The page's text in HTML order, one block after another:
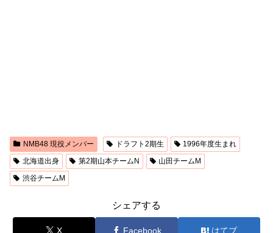
NMB48 現役メンバー ドラフト2期生
1996年度生まれ
北海道出身
第2期山本チームN
山田チームM
渋谷チームM
シェアする
X Facebook はてブ